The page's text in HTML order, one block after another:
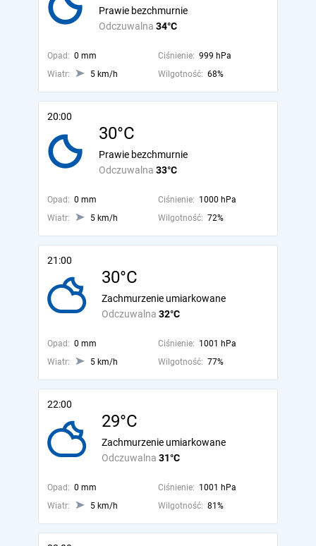
Odczuwalna 34°C
Prawie bezchmurnie
Opad: 0 mm Ciśnienie: 999 hPa
Wiatr:
5 km/h Wilgotność: 68%
20:00
30°C
Odczuwalna 33°C
Prawie bezchmurnie
Opad: 0 mm Ciśnienie: 1000 hPa
Wiatr:
5 km/h Wilgotność: 72%
21:00
30°C
Odczuwalna 32°C
Zachmurzenie umiarkowane
Opad: 0 mm Ciśnienie: 1001 hPa
Wiatr:
5 km/h Wilgotność: 77%
22:00
29°C
Odczuwalna 31°C
Zachmurzenie umiarkowane
Opad: 0 mm Ciśnienie: 1001 hPa
Wiatr:
5 km/h Wilgotność: 81%